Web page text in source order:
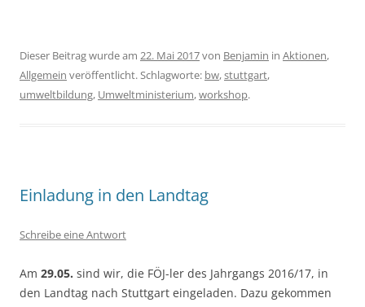
Dieser Beitrag wurde am 22. Mai 2017von Benjamin in Aktionen,
Allgemein veröffentlicht. Schlagworte: bw,stuttgart,
umweltbildung, Umweltministerium,workshop.
Einladung in den Landtag
Schreibe eine Antwort
Am 29.05. sind wir, die FÖJ-ler des Jahrgangs 2016/17, in
den Landtag nach Stuttgart eingeladen. Dazu gekommen